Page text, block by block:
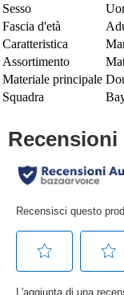
Sesso
Fascia d'età
Caratteristica
Assortimento
Materiale principale
Squadra